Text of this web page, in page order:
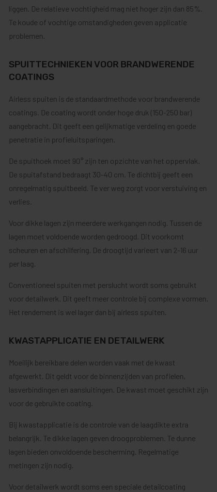
liggen. De relatieve vochtigheid mag niet hoger zijn dan 85%.
Te koude of vochtige omstandigheden geven applicatie
problemen.
SPUITTECHNIEKEN VOOR BRANDWERENDE
COATINGS
Airless spuiten is de standaardmethode voor brandwerende
coatings. De coating wordt onder hoge druk (150-250 bar)
aangebracht. Dit geeft een gelijkmatige verdeling en goede
penetratie in profieluitsparingen.
De spuithoek moet 90° zijn ten opzichte van het oppervlak.
De spuitafstand bedraagt 30-40 cm. Te dichtbij geeft een
onregelmatig spuitbeeld. Te ver weg zorgt voor verstuiving en
verlies.
Voor dikke lagen zijn meerdere werkgangen nodig. Tussen de
lagen moet voldoende worden gedroogd. Dit voorkomt
scheuren en afschilfering. De droogtijd varieert van 2-16 uur
per laag.
Conventioneel spuiten met perslucht wordt soms gebruikt
voor detailwerk. Dit geeft meer controle bij complexe vormen.
Het rendement is wel lager dan bij airless spuiten.
KWASTAPPLICATIE EN DETAILWERK
Moeilijk bereikbare delen worden vaak met de kwast
afgewerkt. Dit geldt voor de binnenzijden van profielen,
lasverbindingen en aansluitingen. De kwast moet geschikt zijn
voor de gebruikte coating.
Bij kwastapplicatie is de controle van de laagdikte extra
belangrijk. Te dikke lagen geven droogproblemen. Te dunne
lagen bieden onvoldoende bescherming. Regelmatige
metingen zijn nodig.
Voor detailwerk wordt soms een speciale detailcoating